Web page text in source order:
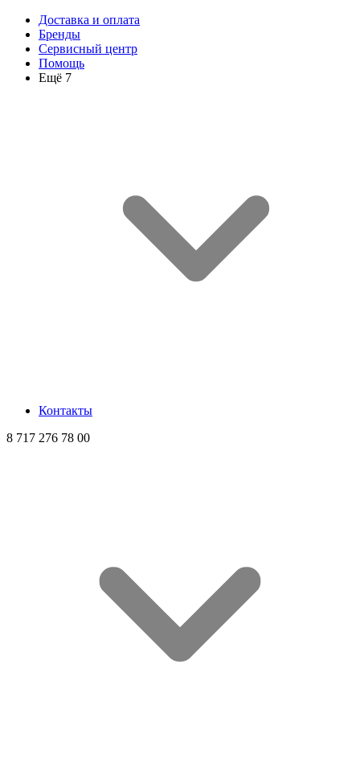
Доставка и оплата
Бренды
Сервисный центр
Помощь
Ещё 7
Контакты
8 717 276 78 00